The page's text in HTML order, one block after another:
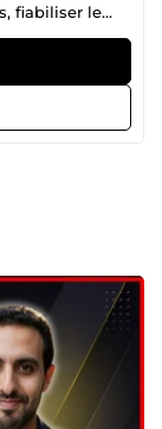
fiabiliser le
livrés ✔️
✔️ Décisions
la
Facturation,
prêts à
📞